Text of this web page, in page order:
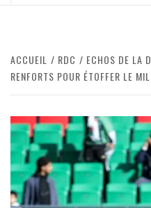
ACCUEIL RDC ECHOS DE LA
RENFORTS POUR ÉTOFFER LE